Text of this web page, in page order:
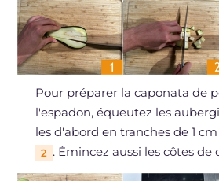
Pour préparer la caponata de
l'espadon, équeutez les
les d'abord en tranches de 1 cm
2 . Émincez aussi les côtes de